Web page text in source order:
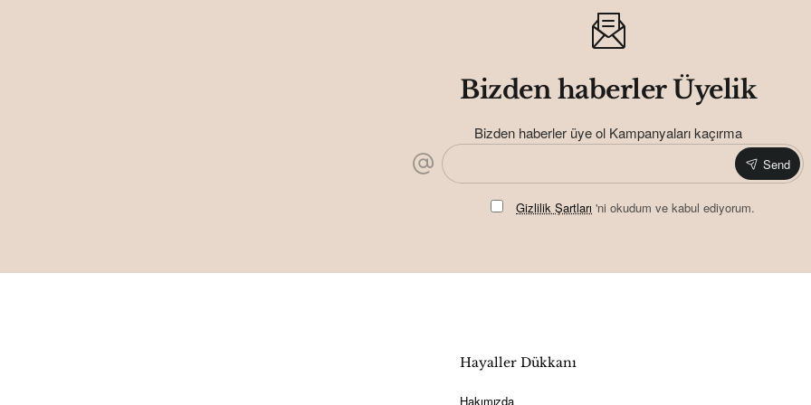
Bizden haberler Üyelik
Bizden haberler üye ol Kampanyaları kaçırma
Send
Gizlilik Şartları 'ni okudum ve kabul ediyorum.
Hayaller Dükkanı
Hakımızda